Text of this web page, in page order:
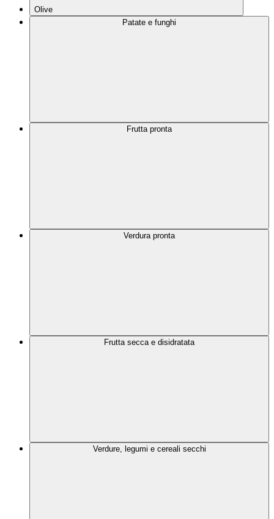
Olive
Patate e funghi
Frutta pronta
Verdura pronta
Frutta secca e disidratata
Verdure, legumi e cereali secchi